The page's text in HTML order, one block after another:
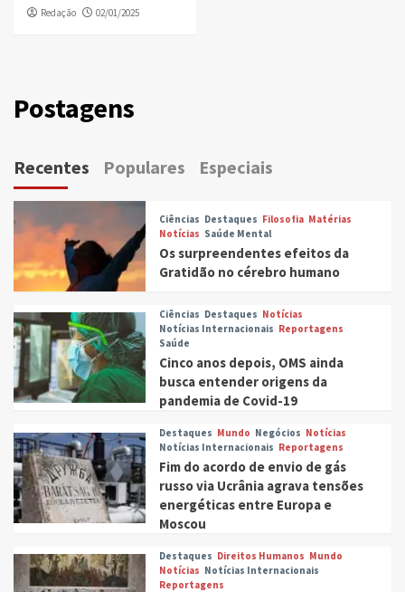
Redação 02/01/2025
Postagens
Recentes Populares Especiais
Ciências Destaques Filosofia Matérias
Notícias Saúde Mental
Os surpreendentes efeitos da
Gratidão no cérebro humano
Ciências Destaques Notícias
Notícias Internacionais Reportagens
Saúde
Cinco anos depois, OMS ainda
busca entender origens da
pandemia de Covid-19
Destaques Mundo Negócios Notícias
Notícias Internacionais Reportagens
Fim do acordo de envio de gás
russo via Ucrânia agrava tensões
energéticas entre Europa e
Moscou
Destaques Direitos Humanos Mundo
Notícias Notícias Internacionais
Reportagens